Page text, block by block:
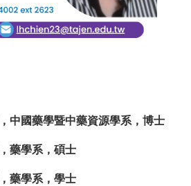
中國藥學暨中藥資源學系，博士
藥學系，碩士
藥學系，學士